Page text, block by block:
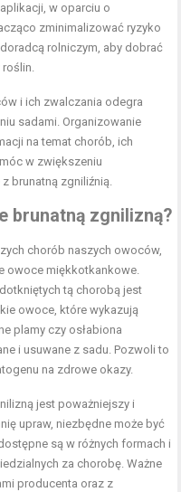
w oparciu o
zminimalizować ryzyko
rolniczym, aby dobrać
roślin.
i ich zwalczania odegra
sadami. Organizowanie
na temat chorób, ich
w zwiększeniu
brunatną zgniliźnią.
brunatną zgnilizną?
chorób naszych owoców,
owoce miękkotkankowe.
tą chorobą jest
owoce, które wykazują
plamy czy osłabiona
i usuwane z sadu. Pozwoli to
na zdrowe okazy.
jest poważniejszy i
upraw, niezbędne może być
są w różnych formach i
za chorobę. Ważne
producenta oraz z